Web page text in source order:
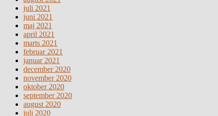
juli 2021
juni 2021
maj 2021
april 2021
marts 2021
februar 2021
januar 2021
december 2020
november 2020
oktober 2020
september 2020
august 2020
juli 2020